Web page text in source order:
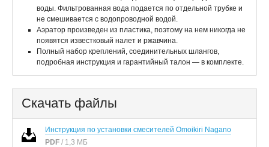
воды. Фильтрованная вода подается по отдельной трубке и
не смешивается с водопроводной водой.
Аэратор произведен из пластика, поэтому на нем никогда не
появятся известковый налет и ржавчина.
Полный набор креплений, соединительных шлангов,
подробная инструкция и гарантийный талон — в комплекте.
Скачать файлы
Инструкция по установки смесителей Omoikiri Nagano
PDF / 1,3 МБ